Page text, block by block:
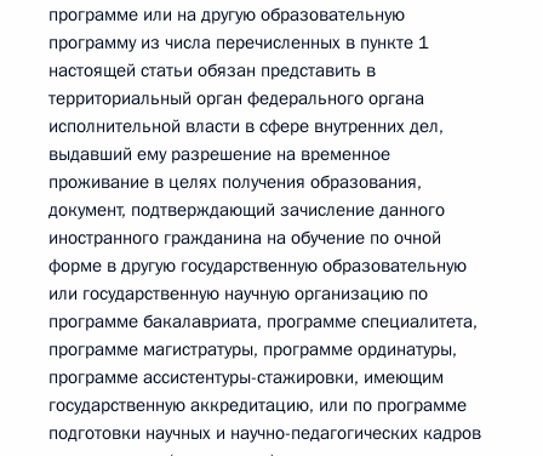
программе или на другую образовательную
программу из числа перечисленных в пункте 1
настоящей статьи обязан представить в
территориальный орган федерального органа
исполнительной власти в сфере внутренних дел,
выдавший ему разрешение на временное
проживание в целях получения образования,
документ, подтверждающий зачисление данного
иностранного гражданина на обучение по очной
форме в другую государственную образовательную
или государственную научную организацию по
программе бакалавриата, программе специалитета,
программе магистратуры, программе ординатуры,
программе ассистентуры-стажировки, имеющим
государственную аккредитацию, или по программе
подготовки научных и научно-педагогических кадров